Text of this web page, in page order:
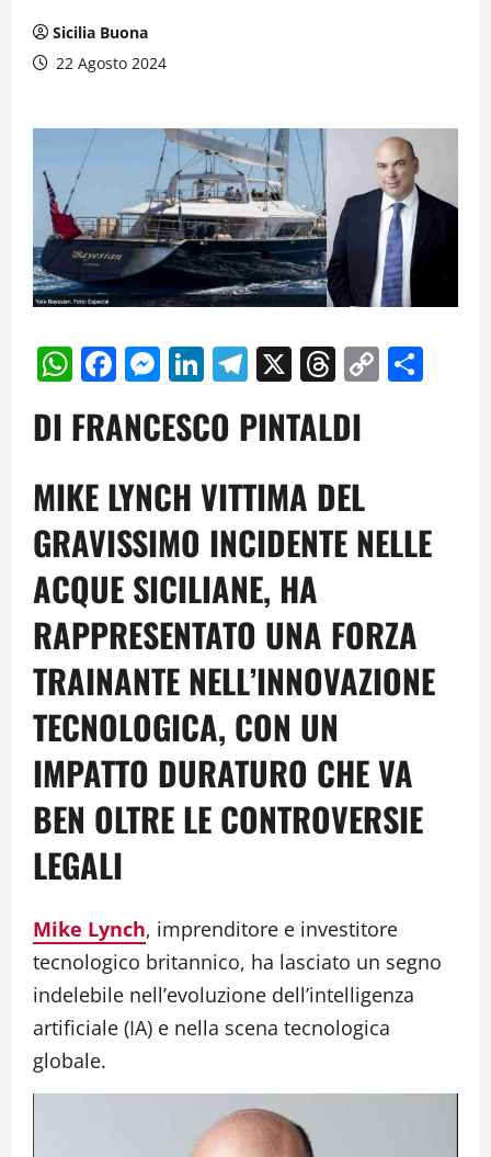
Sicilia Buona
22 Agosto 2024
WhatsApp
Facebook
Messenger
LinkedIn
Telegram
X Threads
Copy
DI FRANCESCO PINTALDI
MIKE LYNCH VITTIMA DEL
GRAVISSIMO INCIDENTE NELLE
ACQUE SICILIANE, HA
RAPPRESENTATO UNA FORZA
TRAINANTE NELL’INNOVAZIONE
TECNOLOGICA, CON UN
IMPATTO DURATURO CHE VA
BEN OLTRE LE CONTROVERSIE
LEGALI
Mike Lynch, imprenditore e investitore
tecnologico britannico, ha lasciato un segno
indelebile nell’evoluzione dell’intelligenza
artificiale (IA) e nella scena tecnologica
globale.